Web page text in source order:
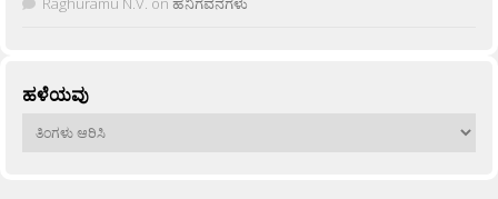
ಹಳೆಯವು
ಹಳೆಯವು